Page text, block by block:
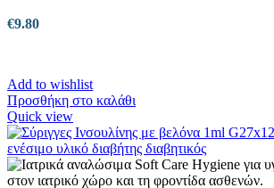
€9.80
Add to wishlist
Προσθήκη στο καλάθι
Quick view